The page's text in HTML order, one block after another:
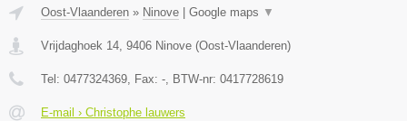
Oost-Vlaanderen » Ninove | Google maps ▼
Vrijdaghoek 14 9406 Ninove (Oost-Vlaanderen)
Tel: 0477324369 , Fax: - , BTW-nr: 0417728619
E-mail › Christophe lauwers